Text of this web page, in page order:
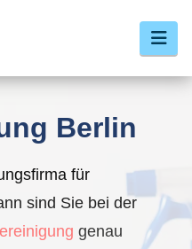
Berlin
für
sind Sie bei der
genau